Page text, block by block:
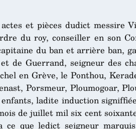
et pièces dudict messire
du roy, conseiller en son
du ban et arrière ban,
de Guerrand, seigneur des
en Grève, le Ponthou,
Porsmeur, Ploumogoar,
ladite induction
de juillet mil six cent
ce que ledict seigneur